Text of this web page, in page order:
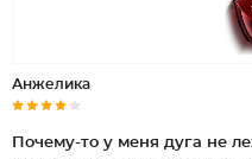
Анжелика
Почему-то у меня дуга не